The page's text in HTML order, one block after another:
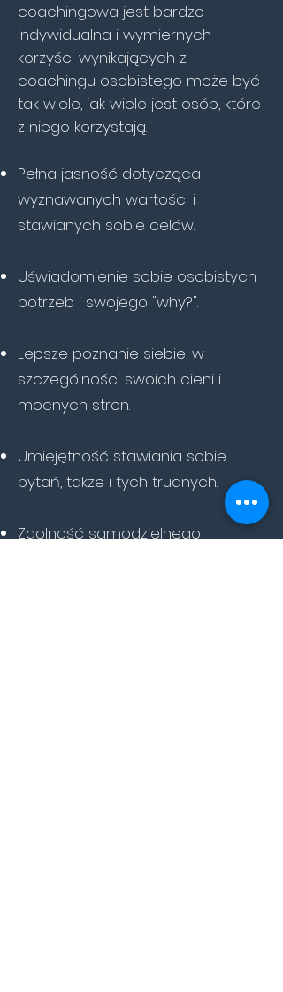
coachingowa jest bardzo
indywidualna i wymiernych
korzyści wynikających z
coachingu osobistego może być
tak wiele, jak wiele jest osób, które
z niego korzystają.
Pełna jasność dotycząca
wyznawanych wartości i
stawianych sobie celów.
Uświadomienie sobie osobistych
potrzeb i swojego "why?".
Lepsze poznanie siebie, w
szczególności swoich cieni i
mocnych stron.
Umiejętność stawiania sobie
pytań, także i tych trudnych.
Zdolnośćsamodzielnego